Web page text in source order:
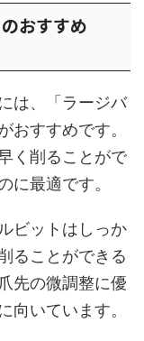
おすすめ
は、「ラージバ
おすすめです。
く削ることがで
に最適です。
ビットはしっか
ることができる
先の微調整に優
向いています。